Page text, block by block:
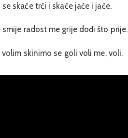
skače trči i skače jače i jače.
radost me grije dođi što prije.
volim skinimo se goli voli me, voli.